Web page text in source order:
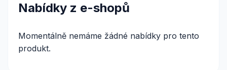
Nabídky z e-shopů
Momentálně nemáme žádné nabídky pro tento
produkt.